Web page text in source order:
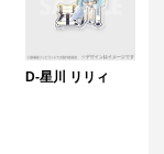
D-星川 リリィ